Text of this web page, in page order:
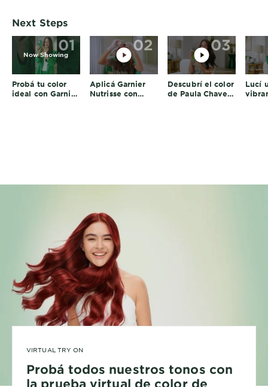
Next Steps
01
Now Showing
Probá tu color
ideal con Garnier
02
Aplicá Garnier
Nutrisse con
03
Descubrí el color
de Paula Chaves
Lucí
VIRTUAL TRY ON
Probá todos nuestros tonos con
la prueba virtual de color de